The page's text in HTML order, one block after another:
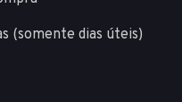
(somente dias úteis)